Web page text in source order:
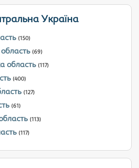
Україна
(150)
(69)
область (117)
(400)
(127)
(61)
(113)
(117)